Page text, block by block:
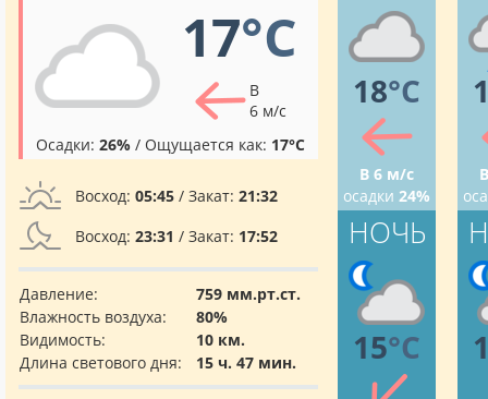
17°C
В
6 м/с
Осадки: 26% / Ощущается как: 17°C
Восход: 05:45 / Закат: 21:32
Восход: 23:31 / Закат: 17:52
Давление:
759 мм.рт.ст.
Влажность воздуха:
80%
Видимость:
10 км.
Длина светового дня:
15 ч. 47 мин.
18°C
В 6 м/с
осадки 24%
НОЧЬ
15°C